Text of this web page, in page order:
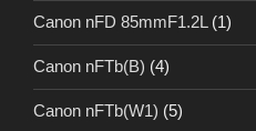
Canon nFD 85mmF1.2L (1)
Canon nFTb(B) (4)
Canon nFTb(W1) (5)